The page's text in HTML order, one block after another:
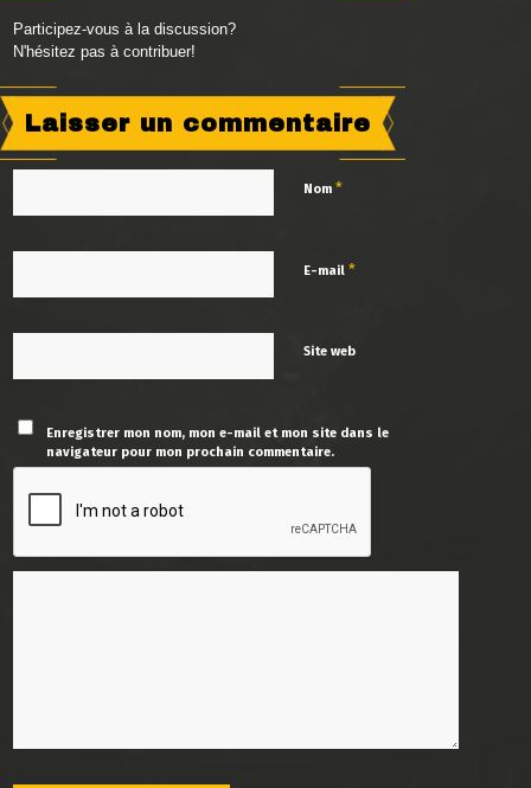
Participez-vous à la discussion?
N'hésitez pas à contribuer!
Laisser un commentaire
Nom*
E-mail*
Site web
Enregistrer mon nom, mon e-mail et mon site dans le
navigateur pour mon prochain commentaire.